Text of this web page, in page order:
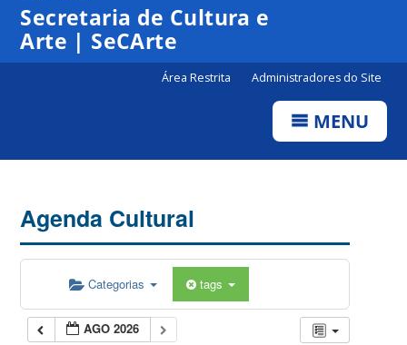
Secretaria de Cultura e
Arte | SeCArte
Área Restrita Administradores do Site
MENU
Agenda Cultural
Categorias tags
AGO 2026